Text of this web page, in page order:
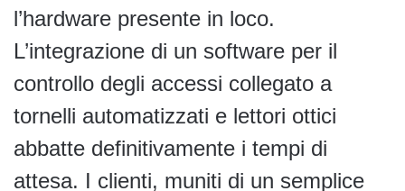
l’hardware presente in loco.
L’integrazione di un software per il
controllo degli accessi collegato a
tornelli automatizzati e lettori ottici
abbatte definitivamente i tempi di
attesa. I clienti, muniti di un semplice